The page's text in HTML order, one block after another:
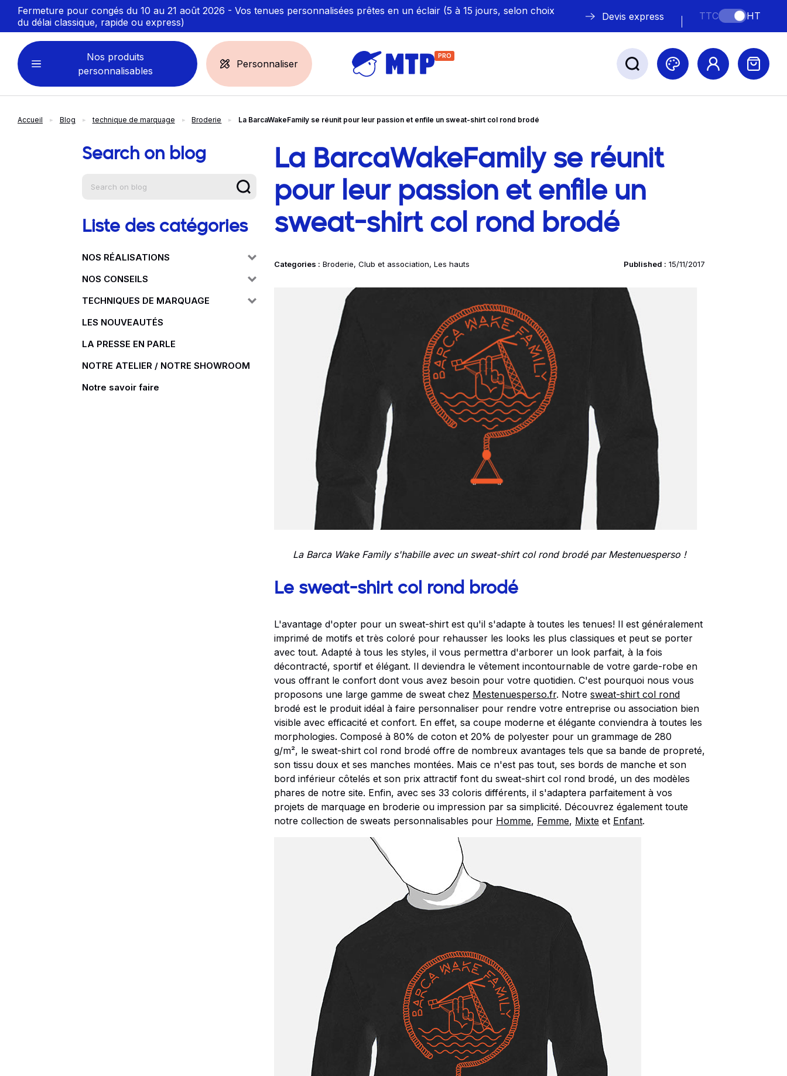
Fermeture pour congés du 10 au 21 août 2026 - Vos tenues personnalisées prêtes en un éclair (5 à 15 jours, selon choix
du délai classique, rapide ou express)
Devis express TTC HT
PRO
Nos produits
personnalisables
VÊTEMENTS
Sweats personnalisables
ACCESSOIRES
Casquette
Toque et Calot
Linge bain
Blouse, Tunique et Chasuble
Tablier
Chaussures de sécurité
UNIVERS
Santé - Bien-être
Sécurité - haute visibilité
Corporate
Idées Cadeaux
ÉCORESPONSABLE
Made in Europe
Fabriqué en France
Personnaliser
Accueil Blog technique de marquage Broderie La BarcaWakeFamily se réunit pour leur passion et enfile un sweat-shirt col rond brodé
La BarcaWakeFamily se réunit
pour leur passion et enfile un
sweat-shirt col rond brodé
Categories : Broderie, Club et association, Les hauts Published : 15/11/2017
La Barca Wake Familys'habille avec un sweat-shirt col rond brodé par Mestenuesperso !
Le sweat-shirt col rond brodé
L'avantage d'opter pour un sweat-shirt est qu'il s'adapte à toutes les tenues! Il est généralement
imprimé de motifs et très coloré pour rehausser les looks les plus classiques et peut se porter
avec tout. Adapté à tous les styles, il vous permettra d'arborer un look parfait, à la fois
décontracté, sportif et élégant. Il deviendra le vêtement incontournable de votre garde-robe en
vous offrant le confort dont vous avez besoin pour votre quotidien. C'est pourquoi nous vous
proposons une large gamme de sweat chez Mestenuesperso.fr. Notre sweat-shirt col rond
brodé est le produit idéal à faire personnaliser pour rendre votre entreprise ou association bien
visible avec efficacité et confort. En effet, sa coupe moderne et élégante conviendra à toutes les
morphologies. Composé à 80% de coton et 20% de polyester pour un grammage de 280
g/m², le sweat-shirt col rond brodé offre de nombreux avantages tels que sa bande de propreté,
son tissu doux et ses manches montées. Mais ce n'est pas tout, ses bords de manche et son
bord inférieur côtelés et son prix attractif font du sweat-shirt col rond brodé, un des modèles
phares de notre site. Enfin, avec ses 33 coloris différents, il s'adaptera parfaitement à vos
projets de marquage en broderie ou impression par sa simplicité. Découvrez également toute
notre collection de sweats personnalisables pour Homme, Femme, Mixteet Enfant.
Aide à la navigation dans le blog
Search on blog
Liste des catégories
NOS RÉALISATIONS
NOS CONSEILS
TECHNIQUES DE MARQUAGE
LES NOUVEAUTÉS
LA PRESSE EN PARLE
NOTRE ATELIER / NOTRE SHOWROOM
Notre savoir faire